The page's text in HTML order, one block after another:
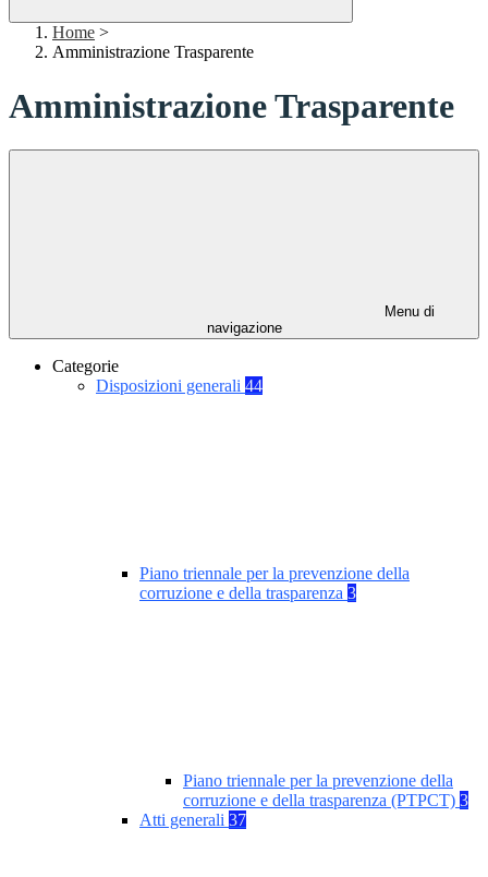
Home >
Amministrazione Trasparente
Amministrazione Trasparente
Menu di
navigazione
Categorie
Disposizioni generali 44
Piano triennale per la prevenzione della
corruzione e della trasparenza 3
Piano triennale per la prevenzione della
corruzione e della trasparenza (PTPCT) 3
Atti generali 37